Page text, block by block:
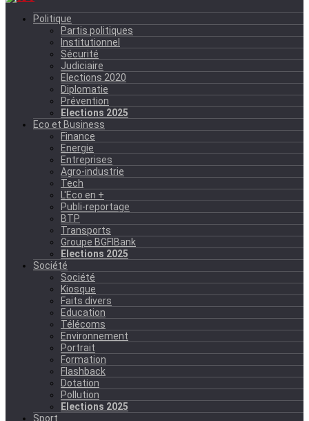
Politique
Partis politiques
Institutionnel
Sécurité
Judiciaire
Elections 2020
Diplomatie
Prévention
Elections 2025
Eco et Business
Finance
Energie
Entreprises
Agro-industrie
Tech
L'Eco en +
Publi-reportage
BTP
Transports
Groupe BGFIBank
Elections 2025
Société
Société
Kiosque
Faits divers
Education
Télécoms
Environnement
Portrait
Formation
Flashback
Dotation
Pollution
Elections 2025
Sport